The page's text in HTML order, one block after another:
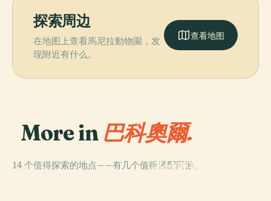
探索周边
在地图上查看馬尼拉動物園，发
现附近有什么。
查看地图
More in 巴科奧爾.
14 个值得探索的地点——有几个值得搭配同游。
PLACE
圣地亚哥堡 (菲律
PLACE